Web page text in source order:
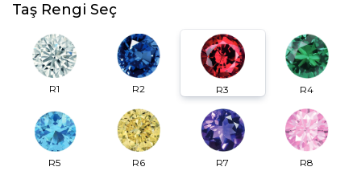
Taş Rengi Seç
R1 R2 R3 R4
R5 R6 R7 R8